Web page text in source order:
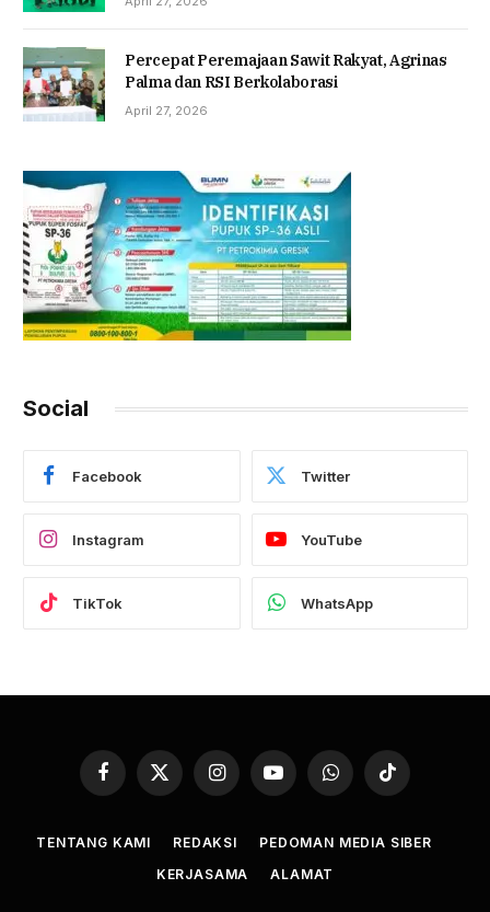
Percepat Peremajaan Sawit Rakyat, Agrinas
Palma dan RSI Berkolaborasi
April 27, 2026
Social
Facebook Twitter
Instagram YouTube
TikTok WhatsApp
Facebook
X
InstagramYouTubeWhatsAppTikTok
TENTANG KAMI REDAKSI
PEDOMAN MEDIA SIBER
KERJASAMA
ALAMAT